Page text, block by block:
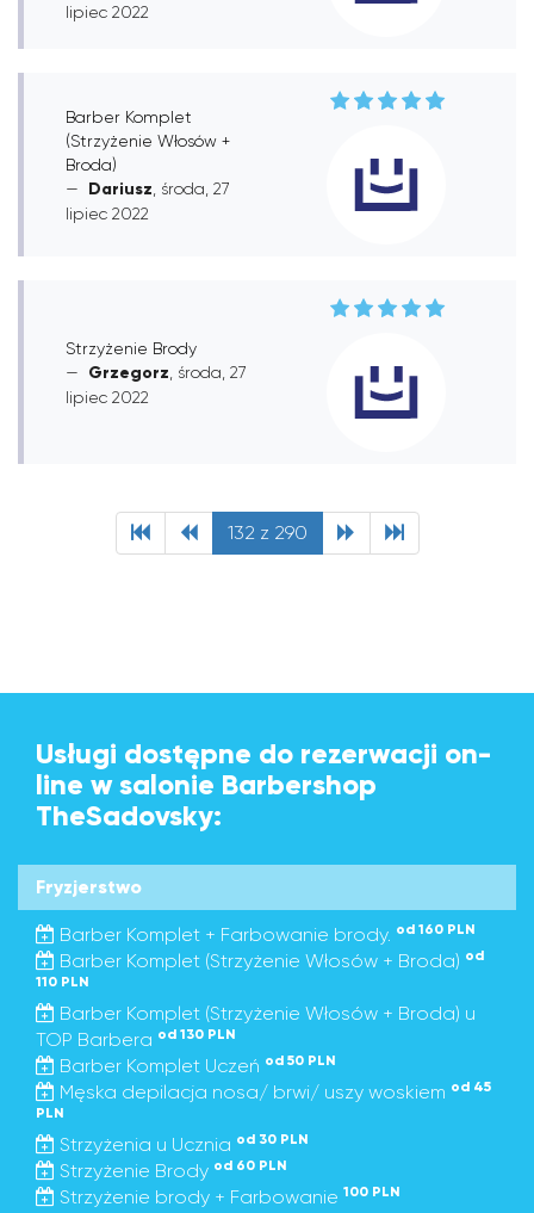
lipiec 2022
Barber Komplet
(Strzyżenie Włosów +
Broda)
Dariusz , środa, 27
lipiec 2022
Strzyżenie Brody
Grzegorz , środa, 27
lipiec 2022
132 z 290
Usługi dostępne do rezerwacji on-
line w salonie Barbershop
TheSadovsky:
Fryzjerstwo
Barber Komplet + Farbowanie brody. od 160 PLN
Barber Komplet (Strzyżenie Włosów + Broda) od
110 PLN
Barber Komplet (Strzyżenie Włosów + Broda) u
TOP Barbera od 130 PLN
Barber Komplet Uczeń od 50 PLN
Męska depilacja nosa/ brwi/ uszy woskiem od 45
PLN
Strzyżenia u Ucznia od 30 PLN
Strzyżenie Brody od 60 PLN
Strzyżenie brody + Farbowanie 100 PLN